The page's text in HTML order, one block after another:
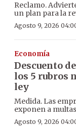
Reclamo.
un plan para la
Agosto 9, 2026
Economía
Descuento
los 5 rubros
ley
Medida. Las
exponen a
Agosto 9, 2026